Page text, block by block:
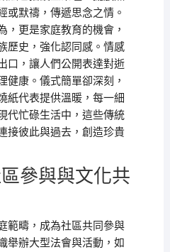
或默禱，傳遞思念之情。
，更是家庭教育的機會，
歷史，強化認同感。情感
口，讓人們公開表達對逝
健康。儀式簡單卻深刻，
紙代表提供溫暖，每一細
代忙碌生活中，這些傳統
接彼此與過去，創造珍貴
參與與文化共
範疇，成為社區共同參與
舉辦大型法會與活動，如